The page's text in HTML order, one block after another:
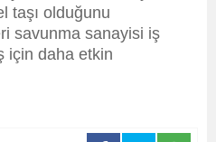
taşı olduğunu
savunma sanayisi iş
için daha etkin